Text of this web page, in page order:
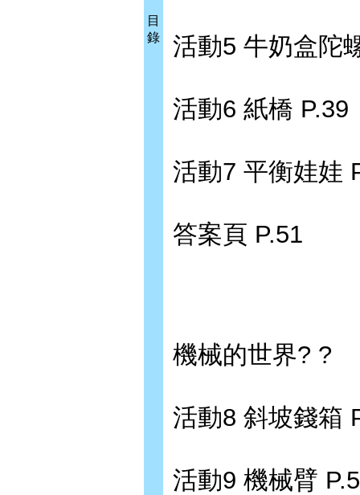
目
錄
活動5 牛奶盒陀
活動6 紙橋 P.39
活動7 平衡娃娃
答案頁 P.51
機械的世界? ?
活動8 斜坡錢箱
活動9 機械臂